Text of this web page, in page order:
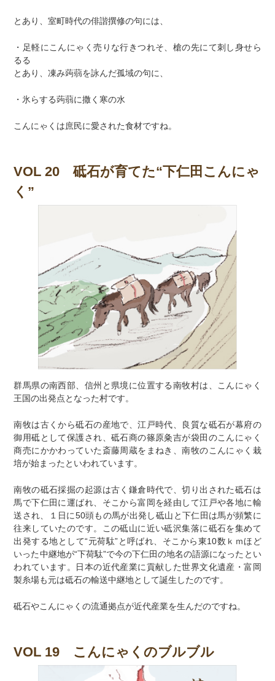
とあり、室町時代の俳諧撰修の句には、
・足軽にこんにゃく売りな行きつれそ、槍の先にて刺し身せら
るる
とあり、凍み蒟蒻を詠んだ孤域の句に、
・氷らする蒟蒻に撒く寒の水
こんにゃくは庶民に愛された食材ですね。
VOL 20 砥石が育てた“下仁田こんにゃ
く”
群馬県の南西部、信州と県境に位置する南牧村は、こんにゃく
王国の出発点となった村です。
南牧は古くから砥石の産地で、江戸時代、良質な砥石が幕府の
御用砥として保護され、砥石商の篠原粂吉が袋田のこんにゃく
商売にかかわっていた斎藤周蔵をまねき、南牧のこんにゃく栽
培が始まったといわれています。
南牧の砥石採掘の起源は古く鎌倉時代で、切り出された砥石は
馬で下仁田に運ばれ、そこから富岡を経由して江戸や各地に輸
送され、１日に50頭もの馬が出発し砥山と下仁田は馬が頻繁に
往来していたのです。この砥山に近い砥沢集落に砥石を集めて
出発する地として“元荷駄”と呼ばれ、そこから東10数ｋｍほど
いった中継地が“下荷駄”で今の下仁田の地名の語源になったとい
われています。日本の近代産業に貢献した世界文化遺産・富岡
製糸場も元は砥石の輸送中継地として誕生したのです。
砥石やこんにゃくの流通拠点が近代産業を生んだのですね。
VOL 19 こんにゃくのブルブル